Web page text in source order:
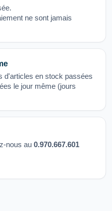
ne sont jamais
d'articles en stock passées
le jour même (jours
nous au 0.970.667.601